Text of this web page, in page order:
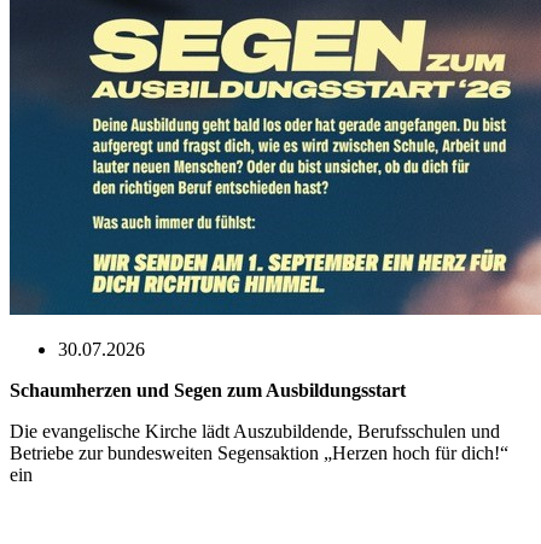
30.07.2026
Schaumherzen und Segen zum Ausbildungsstart
Die evangelische Kirche lädt Auszubildende, Berufsschulen und
Betriebe zur bundesweiten Segensaktion „Herzen hoch für dich!“
ein